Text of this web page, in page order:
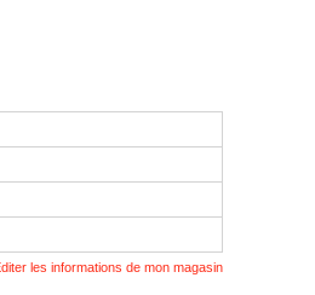
les informations de mon magasin